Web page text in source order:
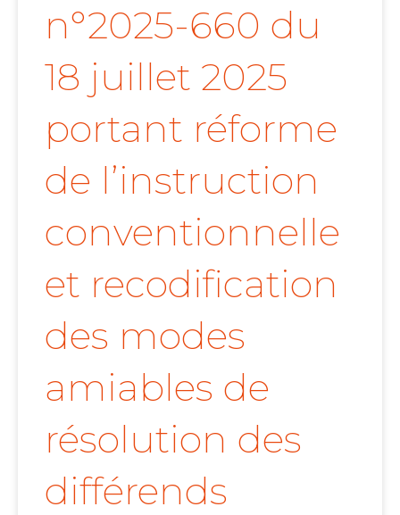
n°2025-660 du
18 juillet 2025
portant réforme
de l’instruction
conventionnelle
et recodification
des modes
amiables de
résolution des
différends